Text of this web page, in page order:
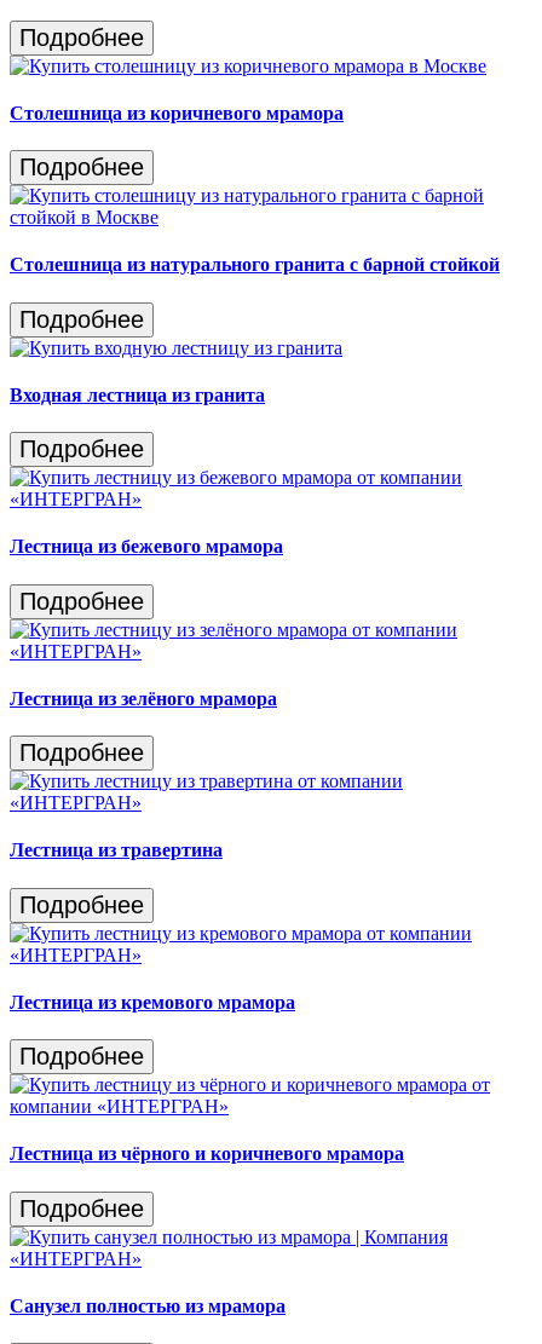
Подробнее
Столешница из коричневого мрамора
Подробнее
Столешница из натурального гранита c барной стойкой
Подробнее
Входная лестница из гранита
Подробнее
Лестница из бежевого мрамора
Подробнее
Лестница из зелёного мрамора
Подробнее
Лестница из травертина
Подробнее
Лестница из кремового мрамора
Подробнее
Лестница из чёрного и коричневого мрамора
Подробнее
Санузел полностью из мрамора